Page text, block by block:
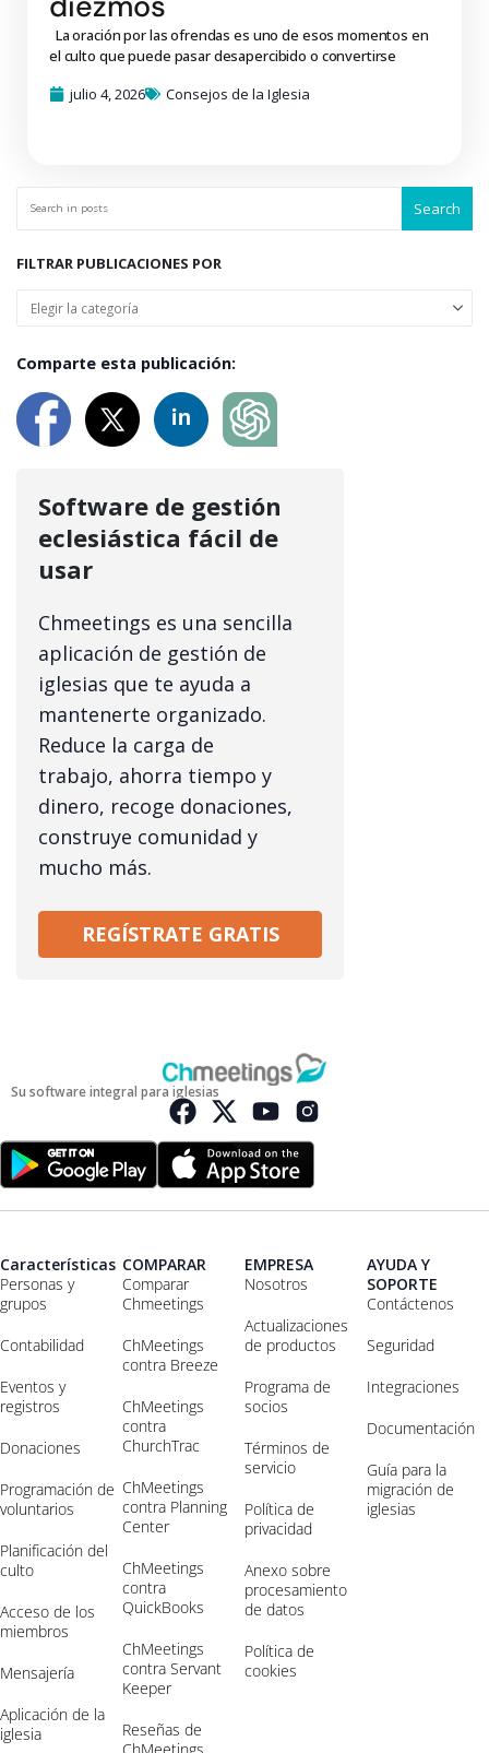
La oración por las ofrendas es uno de esos momentos en
el culto que puede pasar desapercibido o convertirse
julio 4, 2026
Consejos de la Iglesia
Search
FILTRAR PUBLICACIONES POR
Comparte esta publicación:
Software de gestión
eclesiástica fácil de
usar
Chmeetings es una sencilla
aplicación de gestión de
iglesias que te ayuda a
mantenerte organizado.
Reduce la carga de
trabajo, ahorra tiempo y
dinero, recoge donaciones,
construye comunidad y
mucho más.
REGÍSTRATE GRATIS
Su software integral para iglesias
Características
Personas y
grupos
Contabilidad
Eventos y
registros
Donaciones
Programación de
voluntarios
Planificación del
culto
Acceso de los
miembros
Mensajería
Aplicación de la
iglesia
COMPARAR
Comparar
Chmeetings
ChMeetings
contra Breeze
ChMeetings
contra
ChurchTrac
ChMeetings
contra Planning
Center
ChMeetings
contra
QuickBooks
ChMeetings
contra Servant
Keeper
Reseñas de
EMPRESA
Nosotros
Actualizaciones
de productos
Programa de
socios
Términos de
servicio
Política de
privacidad
Anexo sobre
procesamiento
de datos
Política de
cookies
AYUDA Y
SOPORTE
Contáctenos
Seguridad
Integraciones
Documentación
Guía para la
migración de
iglesias